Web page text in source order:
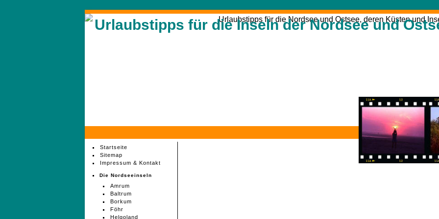
Urlaubstipps für die Inseln der Nordsee und
Startseite
Sitemap
Impressum & Kontakt
Die Nordseeinseln
Amrum
Baltrum
Borkum
Föhr
Helgoland